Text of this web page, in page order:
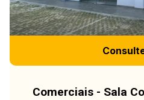
Comerciais - Sala